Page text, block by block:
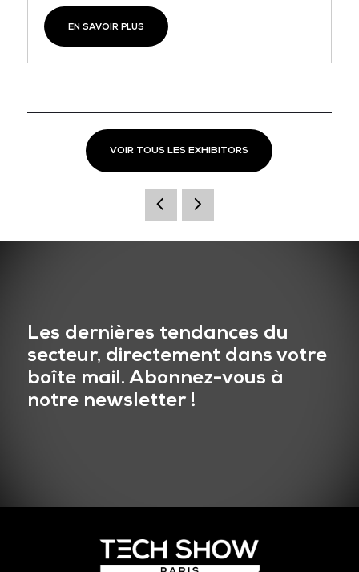
EN SAVOIR PLUS
VOIR TOUS LES EXHIBITORS
Les dernières tendances du
secteur, directement dans votre
boîte mail. Abonnez-vous à
notre newsletter !